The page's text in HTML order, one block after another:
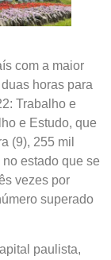
com a maior
horas para
Trabalho e
e Estudo, que
(9), 255 mil
estado que se
vezes por
superado
paulista,